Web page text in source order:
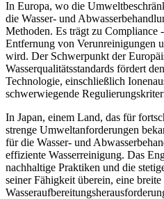
In Europa, wo die
die Wasser- und
Methoden. Es trägt zu Compliance
Entfernung von Verunreinigungen
wird. Der Schwerpunkt der
Wasserqualitätsstandards fördert
Technologie, einschließlich
schwerwiegende
In Japan, einem Land, das für
strenge Umweltanforderungen
für die Wasser- und
effiziente Wasserreinigung. Das
nachhaltige Praktiken und die
seiner Fähigkeit überein, eine breite